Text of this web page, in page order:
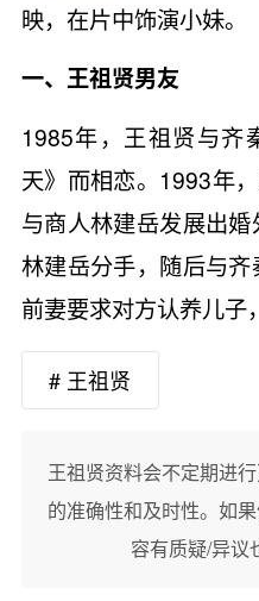
映，在片中饰演小妹。
一、王祖贤男友
1985年，王祖贤与齐
天》而相恋。1993年
与商人林建岳发展出
林建岳分手，随后与
前妻要求对方认养儿子
# 王祖贤
王祖贤资料会不定期进
的准确性和及时性。如
容有质疑/异议